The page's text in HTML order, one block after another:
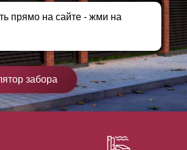
прямо на сайте - жми на
забора